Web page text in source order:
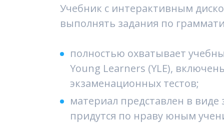
Учебник с интерактивным
выполнять задания по
полностью охватывает
Young Learners (YLE),
экзаменационных тестов;
материал представлен в
придутся по нраву юным